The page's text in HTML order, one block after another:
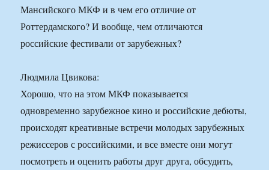
Мансийского МКФ и в чем его отличие от
Роттердамского? И вообще, чем отличаются
российские фестивали от зарубежных?
Людмила Цвикова:
Хорошо, что на этом МКФ показывается
одновременно зарубежное кино и российские дебюты,
происходят креативные встречи молодых зарубежных
режиссеров с российскими, и все вместе они могут
посмотреть и оценить работы друг друга, обсудить,